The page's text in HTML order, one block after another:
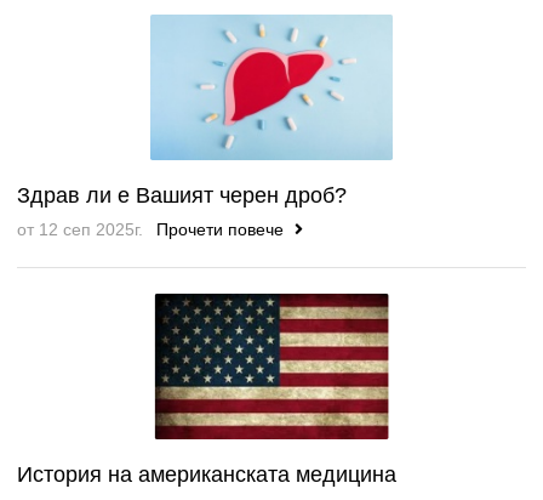
Здрав ли е Вашият черен дроб?
от 12 сеп 2025г. Прочети повече
История на американската медицина